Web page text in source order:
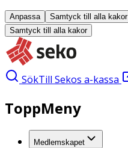
Anpassa Samtyck till alla kakor
Samtyck till alla kakor
SökTill Sekos a-kassa
ToppMeny
Medlemskapet